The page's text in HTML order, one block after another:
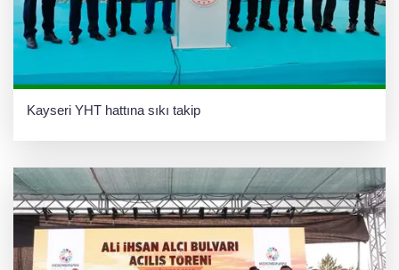
Kayseri YHT hattına sıkı takip